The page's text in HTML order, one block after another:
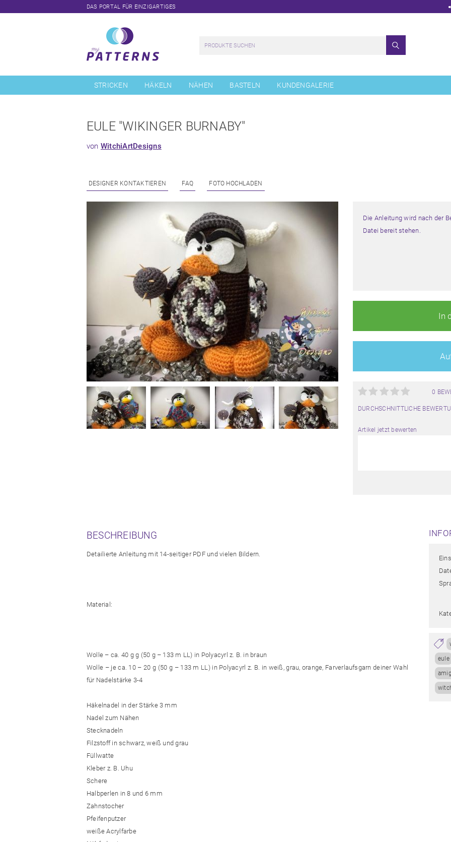
DAS PORTAL FÜR EINZIGARTIGES
überspringen
STRICKEN HÄKELN NÄHEN BASTELN KUNDENGALERIE
EULE "WIKINGER BURNABY"
von WitchiArtDesigns
DESIGNER KONTAKTIEREN FAQ FOTO HOCHLADEN
Die Anleitung wird nach der
Datei bereit stehen.
In
0
DURCHSCHNITTLICHE
Artikel jetzt bewerten
BESCHREIBUNG
Detailierte Anleitung mit 14-seitiger PDF und vielen Bildern.
Material:
Wolle – ca. 40 g g (50 g – 133 m LL) in Polyacyrl z. B. in braun
Wolle – je ca. 10 – 20 g (50 g – 133 m LL) in Polyacyrl z. B. in weiß, grau, orange, Farverlaufsgarn deiner Wahl
für Nadelstärke 3-4
Häkelnadel in der Stärke 3 mm
Nadel zum Nähen
Stecknadeln
Filzstoff in schwarz, weiß und grau
Füllwatte
Kleber z. B. Uhu
Schere
Halbperlen in 8 und 6 mm
Zahnstocher
Pfeifenputzer
weiße Acrylfarbe
eule